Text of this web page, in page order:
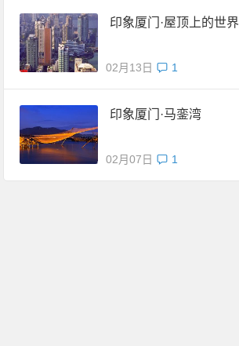
印象厦门·屋顶上的世界
02月13日 1
印象厦门·马銮湾
02月07日 1